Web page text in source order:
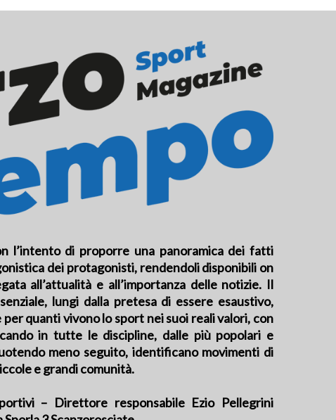
l’intento di proporre una panoramica dei fatti
dei protagonisti, rendendoli disponibili on
all’attualità e all’importanza delle notizie. Il
lungi dalla pretesa di essere esaustivo,
quanti vivono lo sport nei suoi reali valori, con
in tutte le discipline, dalle più popolari e
meno seguito, identificano movimenti di
e grandi comunità.
– Direttore responsabile Ezio Pellegrini